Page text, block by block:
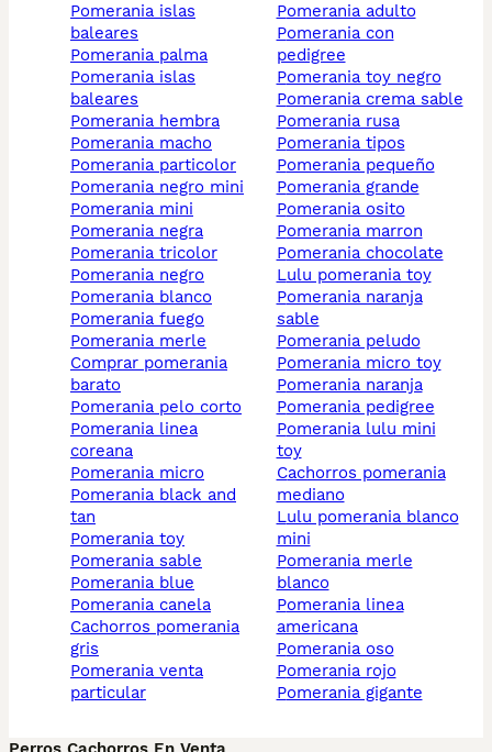
pomerania islas
baleares
pomerania palma
pomerania islas
baleares
pomerania hembra
pomerania macho
pomerania particolor
pomerania negro mini
pomerania mini
pomerania negra
pomerania tricolor
pomerania negro
pomerania blanco
pomerania fuego
pomerania merle
comprar pomerania
barato
pomerania pelo corto
pomerania linea
coreana
pomerania micro
pomerania black and
tan
pomerania toy
pomerania sable
pomerania blue
pomerania canela
cachorros pomerania
gris
pomerania venta
particular
pomerania adulto
pomerania con
pedigree
pomerania toy negro
pomerania crema sable
pomerania rusa
pomerania tipos
pomerania pequeño
pomerania grande
pomerania osito
pomerania marron
pomerania chocolate
lulu pomerania toy
pomerania naranja
sable
pomerania peludo
pomerania micro toy
pomerania naranja
pomerania pedigree
pomerania lulu mini
toy
cachorros pomerania
mediano
lulu pomerania blanco
mini
pomerania merle
blanco
pomerania linea
americana
pomerania oso
pomerania rojo
pomerania gigante